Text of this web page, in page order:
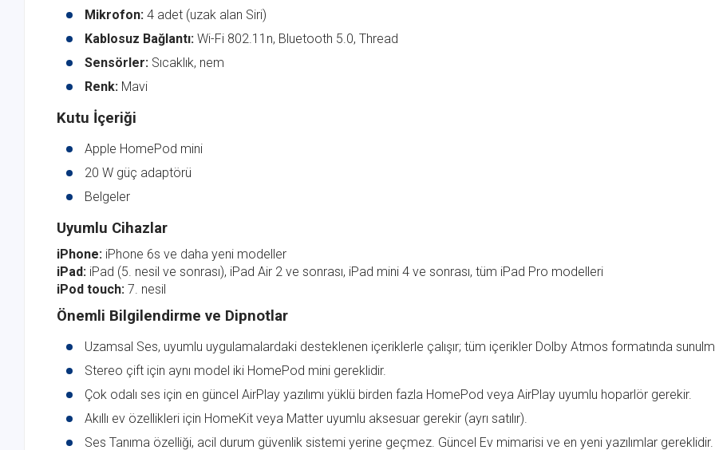
Mikrofon: 4 adet (uzak alan Siri)
Kablosuz Bağlantı: Wi-Fi 802.11n, Bluetooth 5.0, Thread
Sensörler: Sıcaklık, nem
Renk: Mavi
Kutu İçeriği
Apple HomePod mini
20 W güç adaptörü
Belgeler
Uyumlu Cihazlar
iPhone: iPhone 6s ve daha yeni modeller
iPad: iPad (5. nesil ve sonrası), iPad Air 2 ve sonrası, iPad mini 4 ve sonrası, tüm iPad Pro modelleri
iPod touch: 7. nesil
Önemli Bilgilendirme ve Dipnotlar
Uzamsal Ses, uyumlu uygulamalardaki desteklenen içeriklerle çalışır; tüm içerikler Dolby Atmos formatında
Stereo çift için aynı model iki HomePod mini gereklidir.
Çok odalı ses için en güncel AirPlay yazılımı yüklü birden fazla HomePod veya AirPlay uyumlu hoparlör gerekir.
Akıllı ev özellikleri için HomeKit veya Matter uyumlu aksesuar gerekir (ayrı satılır).
Ses Tanıma özelliği, acil durum güvenlik sistemi yerine geçmez. Güncel Ev mimarisi ve en yeni yazılımlar gereklidir.